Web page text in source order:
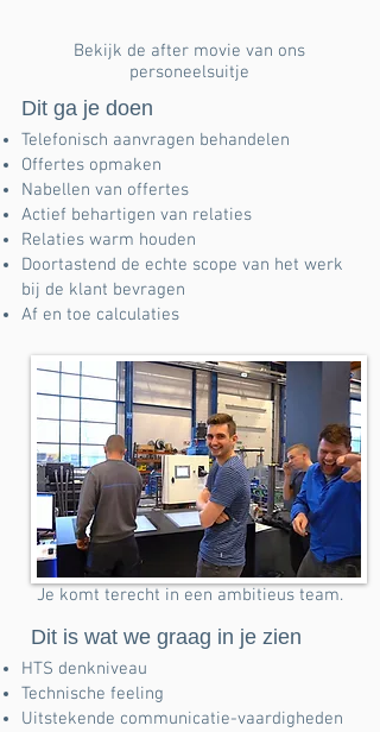
Bekijk de after movie van ons
personeelsuitje
Dit ga je doen
Telefonisch aanvragen behandelen
Offertes opmaken
Nabellen van offertes
Actief behartigen van relaties
Relaties warm houden
Doortastend de echte scope van het werk
bij de klant bevragen
Af en toe calculaties
Je komt terecht in een ambitieus team.
Dit is wat we graag in je zien
HTS denkniveau
Technische feeling
Uitstekende communicatie-vaardigheden